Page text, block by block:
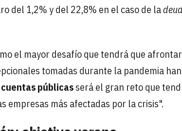
del 1,2% y del 22,8% en el caso de la
el mayor desafío que tendrá que
tomadas durante la pandemia han
públicasserá el gran reto que
empresas más afectadas por la crisis".